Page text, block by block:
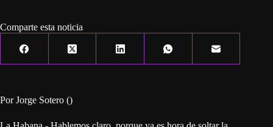
Comparte esta noticia
Por Jorge Sotero ()